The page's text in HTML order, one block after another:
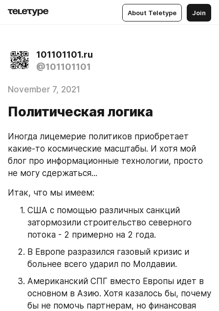
About Teletype Join
101101101.ru
@101101101
November 7, 2021
Политическая логика
Иногда лицемерие политиков приобретает
какие-то космические масштабы. И хотя мой
блог про информационные технологии, просто
не могу сдержаться...
Итак, что мы имеем:
США с помощью различных санкций
затормозили строительство северного
потока - 2 примерно на 2 года.
В Европе разразился газовый кризис и
больнее всего ударил по Молдавии.
Американский СПГ вместо Европы идет в
основном в Азию. Хотя казалось бы, почему
бы не помочь партнерам, но финансовая